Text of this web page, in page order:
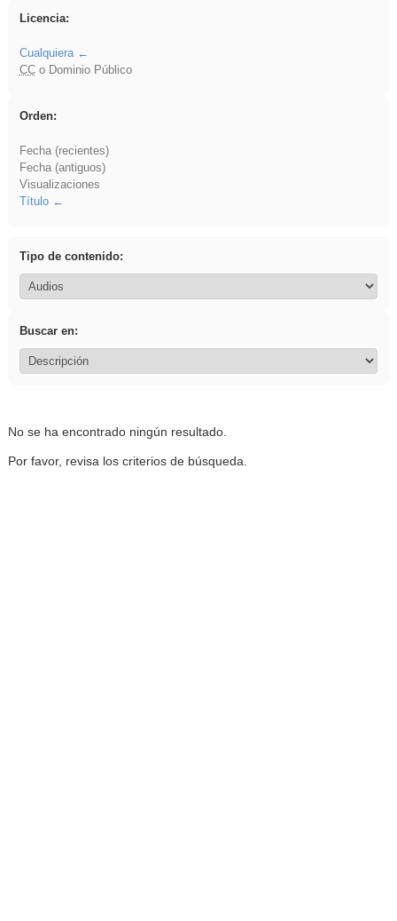
Licencia:
Cualquiera
CCo Dominio Público
Orden:
Fecha (recientes)
Fecha (antiguos)
Visualizaciones
Título
Tipo de contenido:
Buscar en:
No se ha encontrado ningún resultado.
Por favor, revisa los criterios de búsqueda.